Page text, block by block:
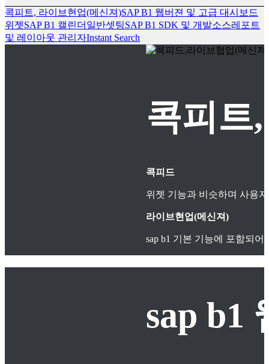
콕피트, 라이브현업(메신져)SAP B1 웹버젼 및 고급 대시보드
위젯SAP B1 캘린더 일반셋팅SAP B1 SDK 및 개발소스레포트
및 레이아웃 관리자Instant Search
콕피트
콕피드
위젯 기능과 비슷하며 사용
라이브현업(메신져)
sap b1 기본 기능에 포함되
sap b1